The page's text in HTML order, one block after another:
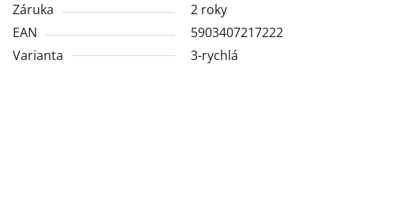
Záruka
2 roky
EAN
5903407217222
Varianta
3-rychlá